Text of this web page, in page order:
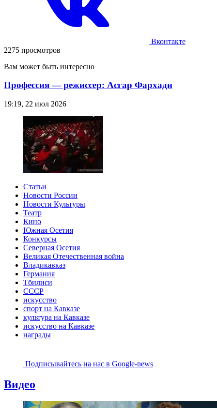
Вконтакте
2275 просмотров
Вам может быть интересно
Профессия — режиссер: Асгар Фархади
19:19, 22 июл 2026
Статьи
Новости России
Новости Культуры
Театр
Кино
Южная Осетия
Конкурсы
Северная Осетия
Великая Отечественная война
Владикавказ
Германия
Тбилиси
СССР
искусство
спорт на Кавказе
культура на Кавказе
искусство на Кавказе
награды
Подписывайтесь на наc в Google-news
Видео